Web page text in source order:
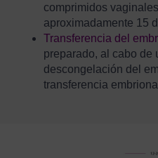
comprimidos
aproximadamente 15
Transferencia del
preparado, al cabo de
descongelación del
transferencia